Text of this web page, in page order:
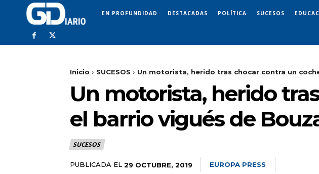
EN PROFUNDIDAD DESTACADAS POLÍTICA SUCESOS
Inicio SUCESOS Un motorista, herido tras chocar contra un
Un motorista, herido
el barrio vigués de
SUCESOS
PUBLICADA EL 29 OCTUBRE, 2019 EUROPA PRESS